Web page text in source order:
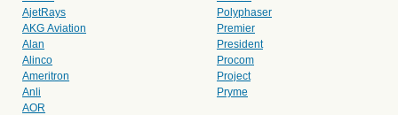
AjetRays
AKG Aviation
Alan
Alinco
Ameritron
Anli
AOR
Polyphaser
Premier
President
Procom
Project
Pryme